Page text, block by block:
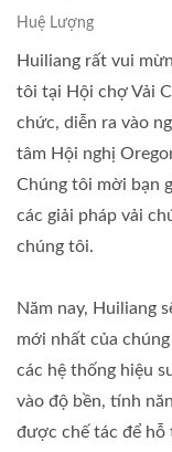
Huệ Lượng
Huiliang rất vui
tôi tại Hội chợ Vải
chức, diễn ra vào
tâm Hội nghị
Chúng tôi mời bạn
các giải pháp vải
chúng tôi.
Năm nay, Huiliang
mới nhất của
các hệ thống hiệu
vào độ bền, tính
được chế tác để